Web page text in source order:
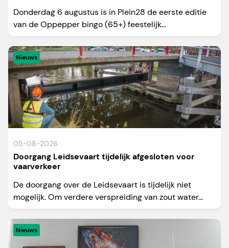
Donderdag 6 augustus is in Plein28 de eerste editie
van de Oppepper bingo (65+) feestelijk...
Nieuws
05-08-2026
Doorgang Leidsevaart tijdelijk afgesloten voor
vaarverkeer
De doorgang over de Leidsevaart is tijdelijk niet
mogelijk. Om verdere verspreiding van zout water...
Nieuws